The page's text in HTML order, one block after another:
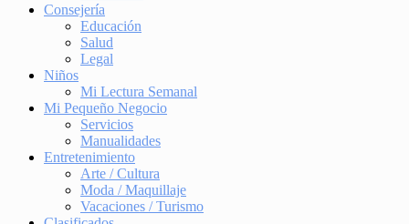
Consejería
Educación
Salud
Legal
Niños
Mi Lectura Semanal
Mi Pequeño Negocio
Servicios
Manualidades
Entretenimiento
Arte / Cultura
Moda / Maquillaje
Vacaciones / Turismo